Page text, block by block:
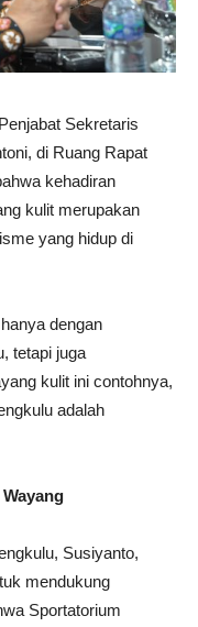
Sekretaris
di Ruang Rapat
kehadiran
kulit merupakan
yang hidup di
dengan
tetapi juga
kulit ini contohnya,
adalah
Susiyanto,
mendukung
Sportatorium